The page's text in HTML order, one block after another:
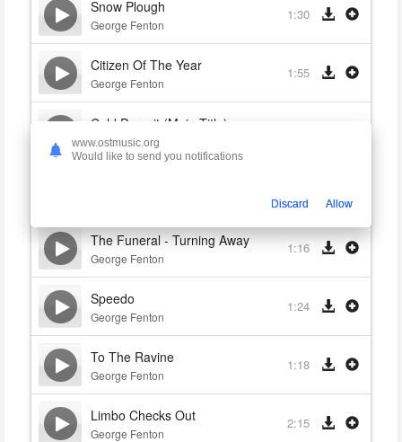
Snow Plough
George Fenton
1:30
Citizen Of The Year
George Fenton
1:55
Cold Pursuit (Main Title)
George Fenton
The Funeral - Turning Away
George Fenton
1:16
Speedo
George Fenton
1:24
To The Ravine
George Fenton
1:18
Limbo Checks Out
George Fenton
2:15
www.ostmusic.org
Would like to send you notifications
Discard Allow